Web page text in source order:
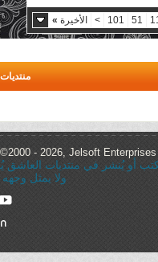
51
101
> الأخيرة »
- 2026, Jelsoft Enterprises
أو يُنشر في منتديات العاشق
ولا يمثل وجهه